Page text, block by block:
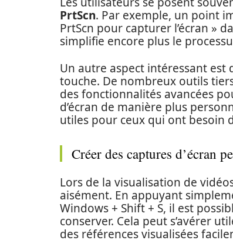
PrtScn. Par exemple, un point
PrtScn pour capturer l’écran »
simplifie encore plus le
Un autre aspect intéressant est
touche. De nombreux outils
des fonctionnalités avancées
d’écran de manière plus
utiles pour ceux qui ont besoin
Créer des captures d’écran
Lors de la visualisation de
aisément. En appuyant
Windows + Shift + S, il est
conserver. Cela peut s’avérer
des références visualisées